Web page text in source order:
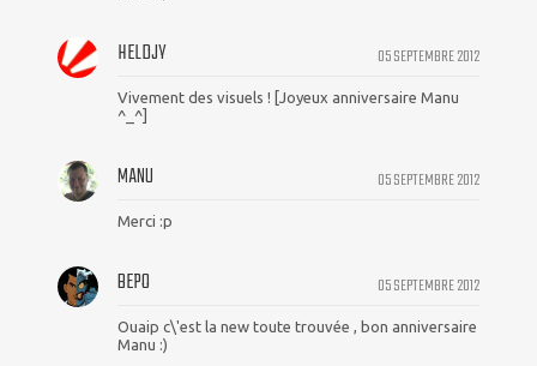
05 SEPTEMBRE 2012
HELDJY
Vivement des visuels ! [Joyeux anniversaire Manu
^_^]
05 SEPTEMBRE 2012
MANU
Merci :p
05 SEPTEMBRE 2012
BEPO
Ouaip c\'est la new toute trouvée , bon anniversaire
Manu :)